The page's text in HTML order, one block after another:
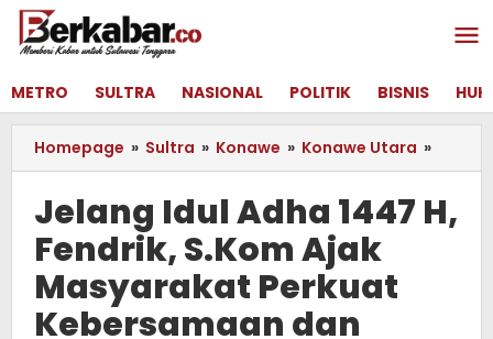
Lewati
konten
METRO
SULTRA NASIONAL POLITIK BISNIS
Homepage » Sultra » Konawe » Konawe Utara »
Idul
1447
Jelang Idul Adha 1447 H,
Fendrik, S.Kom Ajak
Masyarakat Perkuat
Kebersamaan dan